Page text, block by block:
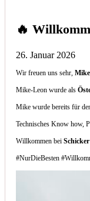
🔥
26. Januar 2026
Wir freuen uns sehr,
Mike-Leon wurde als
Mike wurde bereits für
Technisches Know how,
Willkommen bei
#NurDieBesten
Anruf, 3
Thomas
aus unseren
Nettes